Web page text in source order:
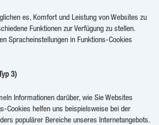
es, Komfort und Leistung von Websites zu
Funktionen zur Verfügung zu stellen.
Spracheinstellungen in Funktions-Cookies
3)
Informationen darüber, wie Sie Websites
Cookies helfen uns beispielsweise bei der
populärer Bereiche unseres Internetangebots.